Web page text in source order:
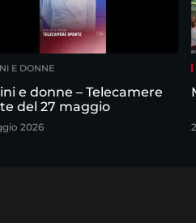
E DONNE
e donne – Telecamere
del 27 maggio
2026